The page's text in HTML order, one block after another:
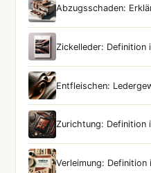
Abzugsschaden:
Zickelleder: Definition
Entfleischen:
Zurichtung: Definition
Verleimung: Definition